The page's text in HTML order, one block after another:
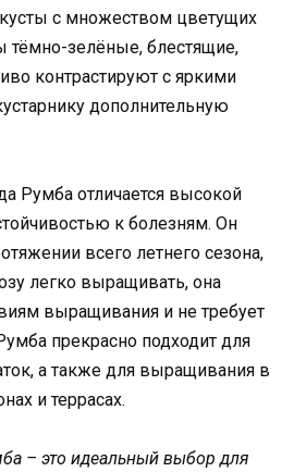
с множеством цветущих
тёмно-зелёные, блестящие,
контрастируют с яркими
дополнительную
Румба отличается высокой
к болезням. Он
всего летнего сезона,
легко выращивать, она
выращивания и не требует
прекрасно подходит для
а также для выращивания в
и террасах.
– это идеальный выбор для